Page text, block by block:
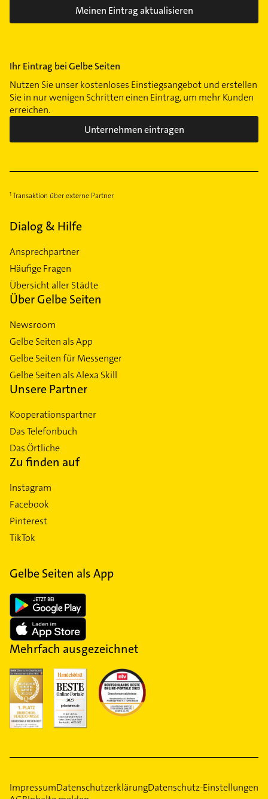
Meinen Eintrag aktualisieren
Ihr Eintrag bei Gelbe Seiten
Nutzen Sie unser kostenloses Einstiegsangebot und erstellen
Sie in nur wenigen Schritten einen Eintrag, um mehr Kunden
erreichen.
Unternehmen eintragen
Transaktion über externe Partner
Dialog & Hilfe
Ansprechpartner
Häufige Fragen
Übersicht aller Städte
Über Gelbe Seiten
Newsroom
Gelbe Seiten als App
Gelbe Seiten für Messenger
Gelbe Seiten als Alexa Skill
Unsere Partner
Kooperationspartner
Das Telefonbuch
Das Örtliche
Zu finden auf
Instagram
Facebook
Pinterest
TikTok
Gelbe Seiten als App
Mehrfach ausgezeichnet
ImpressumDatenschutzerklärungDatenschutz-Einstellungen